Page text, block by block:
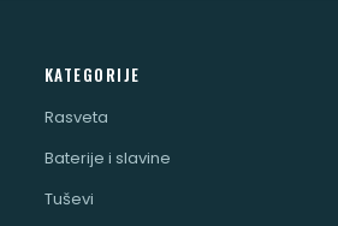
KATEGORIJE
Rasveta
Baterije i slavine
Tuševi